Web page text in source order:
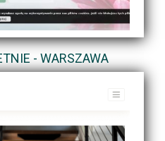
- WARSZAWA